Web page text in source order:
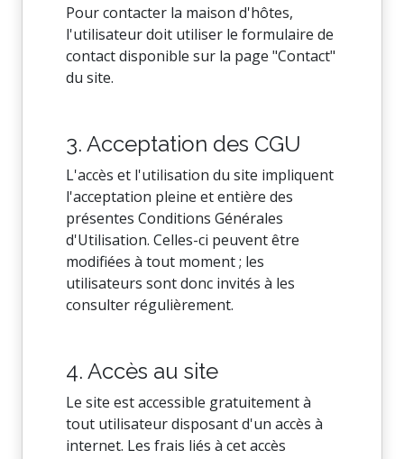
Pour contacter la maison d'hôtes,
l'utilisateur doit utiliser le formulaire de
contact disponible sur la page "Contact"
du site.
3. Acceptation des CGU
L'accès et l'utilisation du site impliquent
l'acceptation pleine et entière des
présentes Conditions Générales
d'Utilisation. Celles-ci peuvent être
modifiées à tout moment ; les
utilisateurs sont donc invités à les
consulter régulièrement.
4. Accès au site
Le site est accessible gratuitement à
tout utilisateur disposant d'un accès à
internet. Les frais liés à cet accès